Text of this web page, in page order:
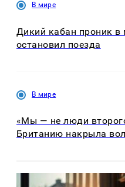
В мире
Дикий кабан проник в
остановил поезда
В мире
«Мы — не люди
Британию накрыла